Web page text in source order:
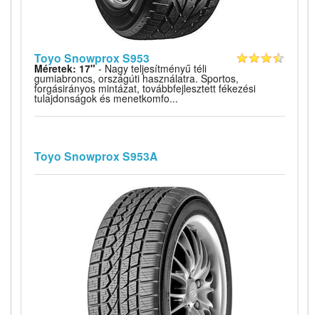
Toyo Snowprox S953
Méretek: 17"- Nagy teljesítményű téli
gumiabroncs, országúti használatra. Sportos,
forgásirányos mintázat, továbbfejlesztett fékezési
tulajdonságok és menetkomfo...
Toyo Snowprox S953A